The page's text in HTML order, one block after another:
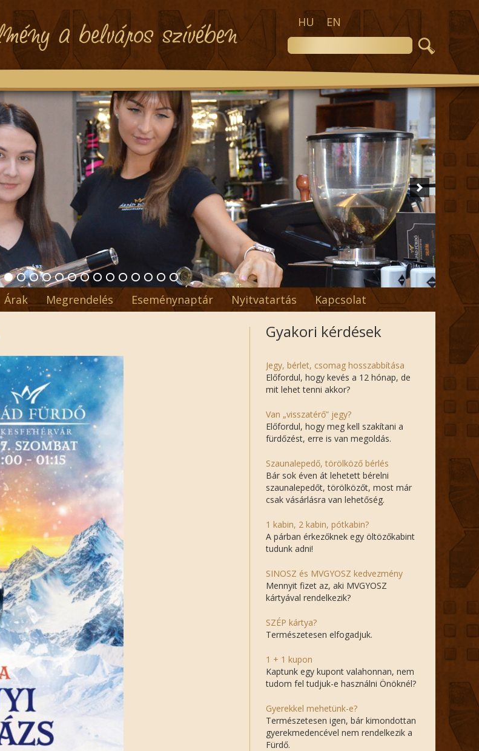
HU EN
Árak Megrendelés Eseménynaptár Nyitvatartás Kapcsolat
Gyakori kérdések
Jegy, bérlet, csomag hosszabbítása
Előfordul, hogy kevés a 12 hónap, de
mit lehet tenni akkor?
Van „visszatérő” jegy?
Előfordul, hogy meg kell szakítani a
fürdőzést, erre is van megoldás.
Szaunalepedő, törölköző bérlés
Bár sok éven át lehetett bérelni
szaunalepedőt, törölközőt, most már
csak vásárlásra van lehetőség.
1 kabin, 2 kabin, pótkabin?
A párban érkezőknek egy öltözőkabint
tudunk adni!
SINOSZ és MVGYOSZ kedvezmény
Mennyit fizet az, aki MVGYOSZ
kártyával rendelkezik?
SZÉP kártya?
Természetesen elfogadjuk.
1 + 1 kupon
Kaptunk egy kupont valahonnan, nem
tudom fel tudjuk-e használni Önöknél?
Gyerekkel mehetünk-e?
Természetesen igen, bár kimondottan
gyerekmedencével nem rendelkezik a
Fürdő.